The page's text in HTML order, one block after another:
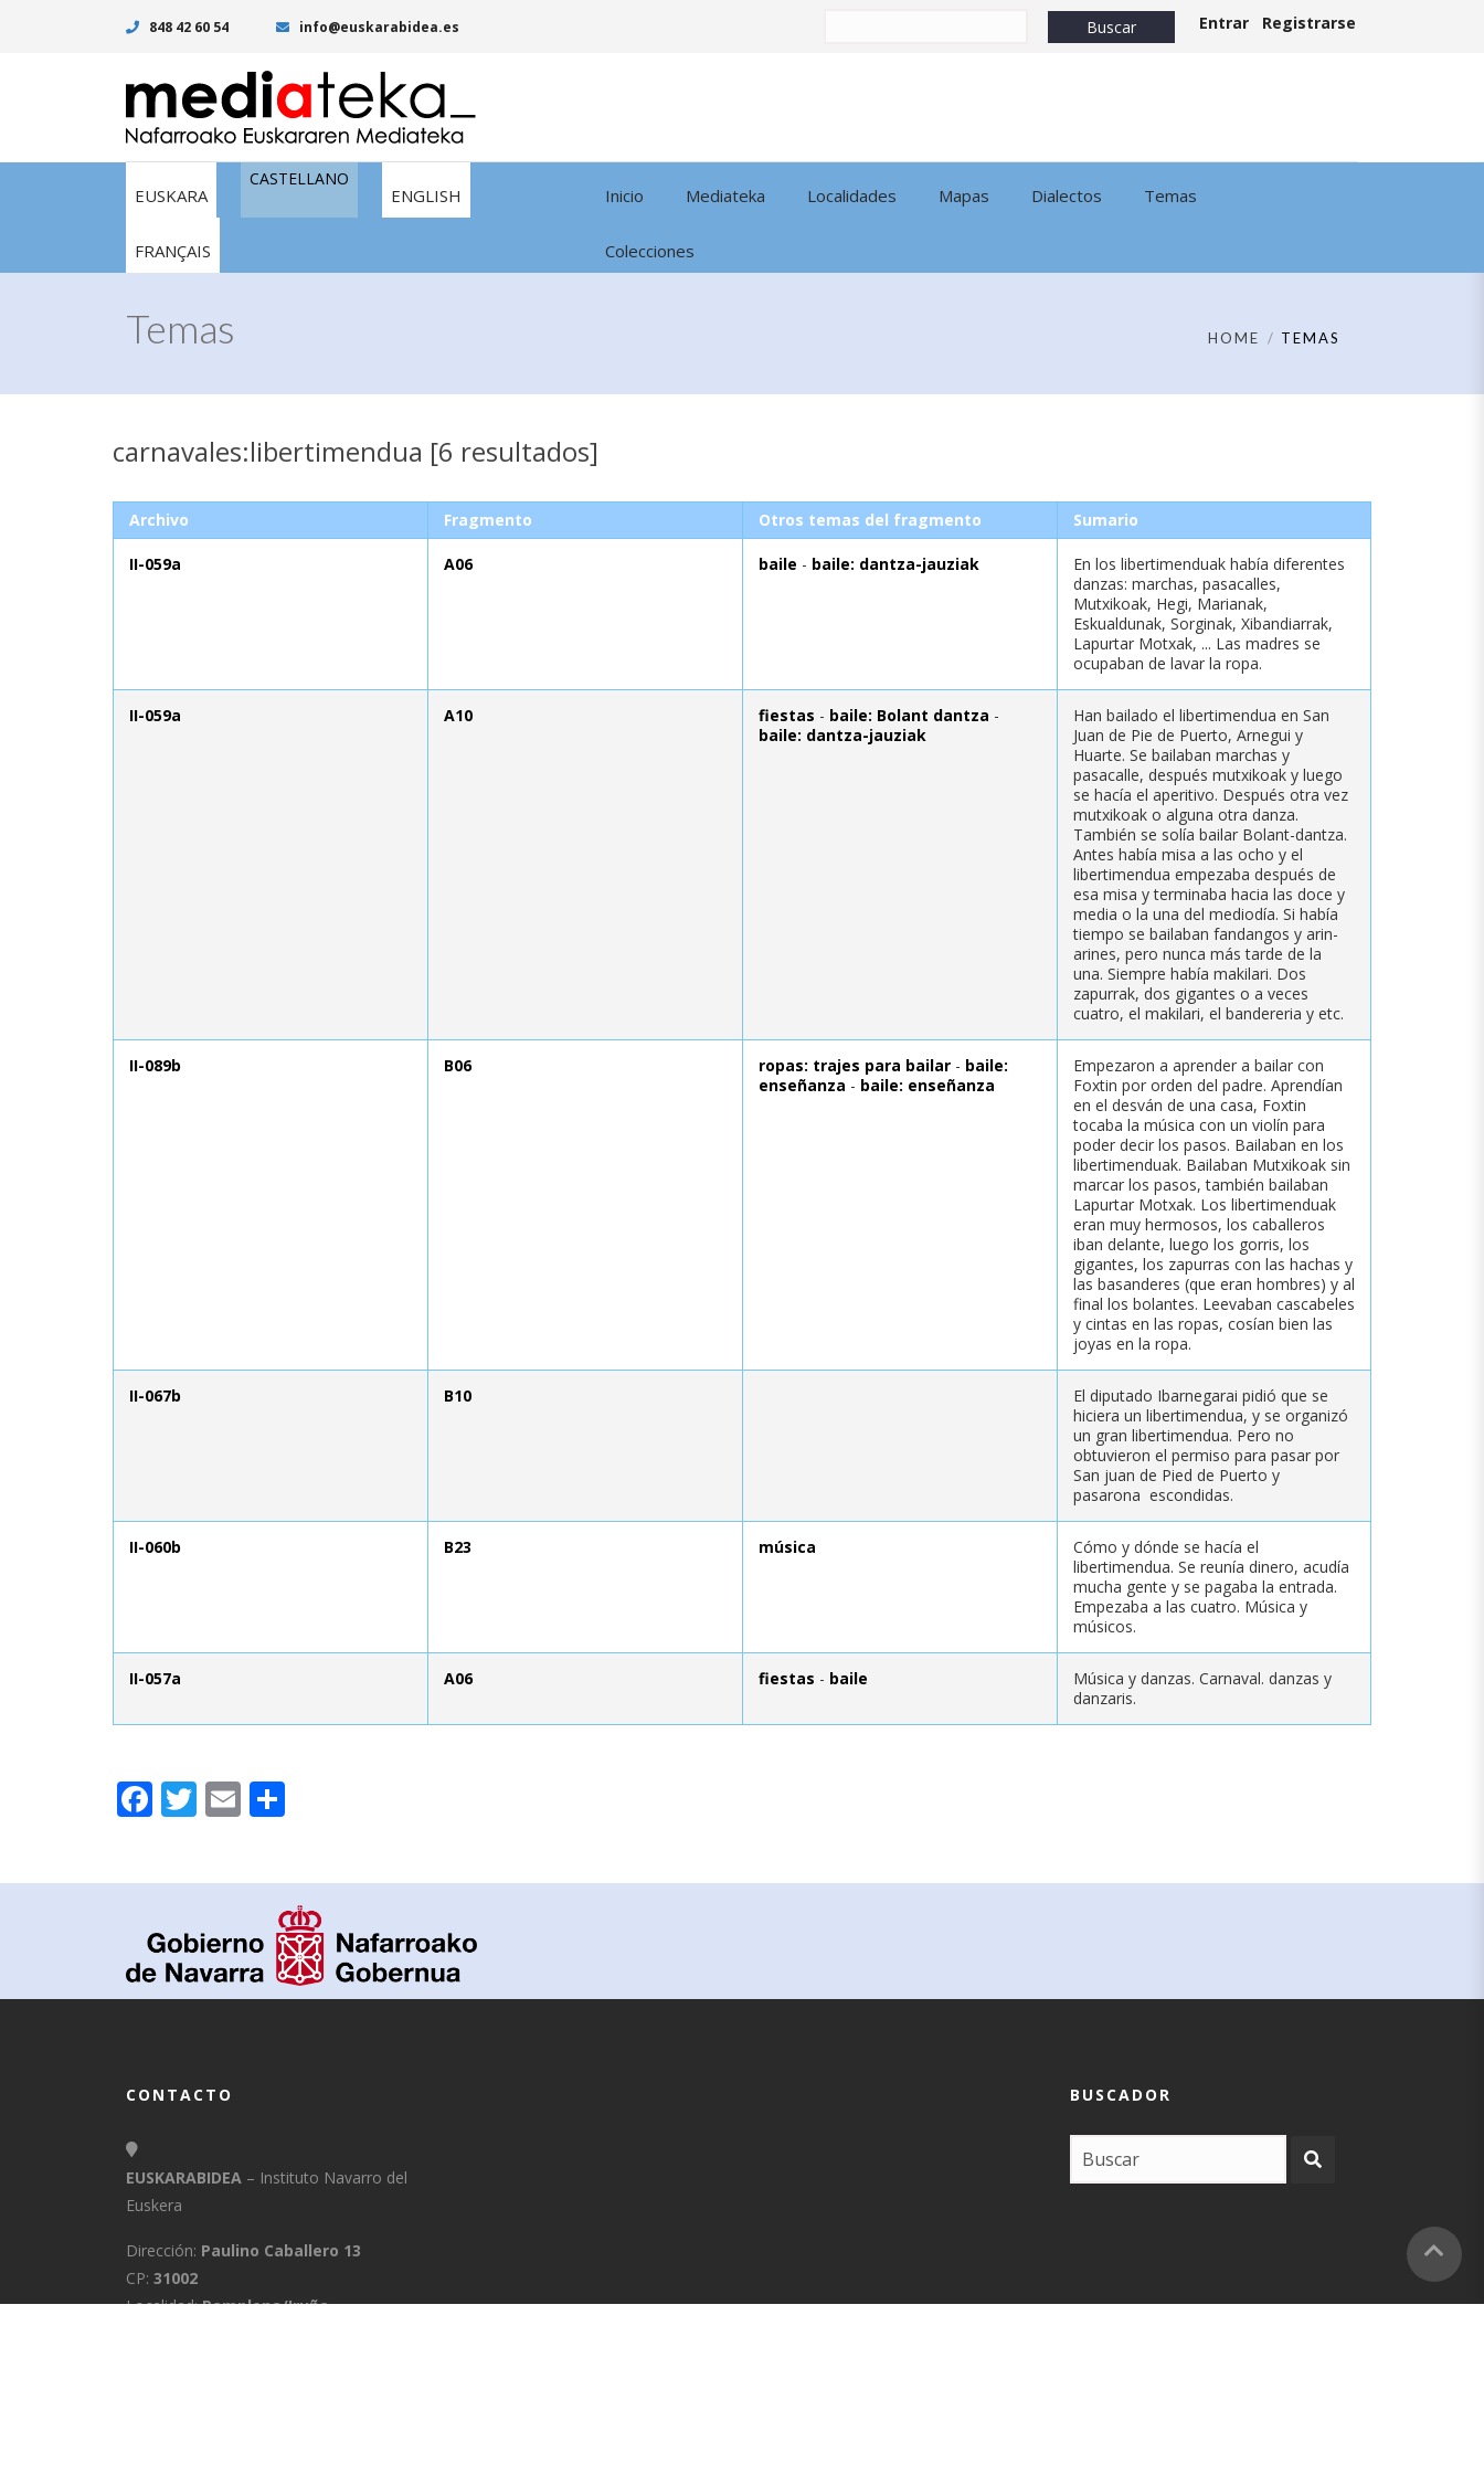
848 42 60 54 info@euskarabidea.es Entrar Registrarse
EUSKARA
CASTELLANO
ENGLISH
FRANÇAIS
Inicio Mediateka Localidades Mapas Dialectos Temas
Colecciones
Temas HOME TEMAS
carnavales:libertimendua [6 resultados]
Archivo Fragmento Otros temas del fragmento Sumario
II-059a A06 baile - baile: dantza-jauziak
En los libertimenduak había diferentes
danzas: marchas, pasacalles,
Mutxikoak, Hegi, Marianak,
Eskualdunak, Sorginak, Xibandiarrak,
Lapurtar Motxak, ... Las madres se
ocupaban de lavar la ropa.
II-059a A10 fiestas - baile: Bolant dantza -
baile: dantza-jauziak
Han bailado el libertimendua en San
Juan de Pie de Puerto, Arnegui y
Huarte. Se bailaban marchas y
pasacalle, después mutxikoak y luego
se hacía el aperitivo. Después otra vez
mutxikoak o alguna otra danza.
También se solía bailar Bolant-dantza.
Antes había misa a las ocho y el
libertimendua empezaba después de
esa misa y terminaba hacia las doce y
media o la una del mediodía. Si había
tiempo se bailaban fandangos y arin-
arines, pero nunca más tarde de la
una. Siempre había makilari. Dos
zapurrak, dos gigantes o a veces
cuatro, el makilari, el bandereria y etc.
II-089b B06 ropas: trajes para bailar - baile:
enseñanza - baile: enseñanza
Empezaron a aprender a bailar con
Foxtin por orden del padre. Aprendían
en el desván de una casa, Foxtin
tocaba la música con un violín para
poder decir los pasos. Bailaban en los
libertimenduak. Bailaban Mutxikoak sin
marcar los pasos, también bailaban
Lapurtar Motxak. Los libertimenduak
eran muy hermosos, los caballeros
iban delante, luego los gorris, los
gigantes, los zapurras con las hachas y
las basanderes (que eran hombres) y al
final los bolantes. Leevaban cascabeles
y cintas en las ropas, cosían bien las
joyas en la ropa.
II-067b B10
El diputado Ibarnegarai pidió que se
hiciera un libertimendua, y se organizó
un gran libertimendua. Pero no
obtuvieron el permiso para pasar por
San juan de Pied de Puerto y
pasarona escondidas.
II-060b B23 música
Cómo y dónde se hacía el
libertimendua. Se reunía dinero, acudía
mucha gente y se pagaba la entrada.
Empezaba a las cuatro. Música y
músicos.
II-057a A06 fiestas - baile
Música y danzas. Carnaval. danzas y
danzaris.
Facebook
Twitter
Email
CONTACTO
EUSKARABIDEA – Instituto Navarro del
Euskera
Dirección: Paulino Caballero 13
CP: 31002
Localidad:Pamplona/Iruña
BUSCADOR